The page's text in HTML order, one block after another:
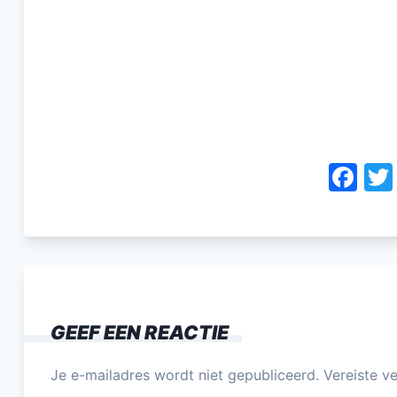
F
c
k
GEEF EEN REACTIE
Je e-mailadres wordt niet gepubliceerd. Vereiste